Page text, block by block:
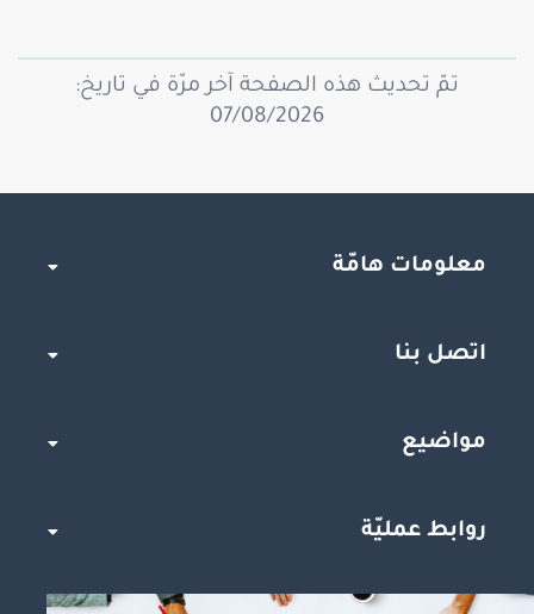
تمّ تحديث هذه الصفحة آخر مرّة في تاريخ:
07/08/2026
معلومات هامّة
اتصل بنا
مواضيع
روابط عمليّة